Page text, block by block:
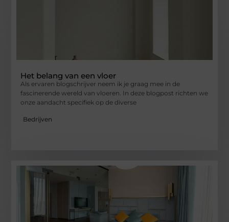
Het belang van een vloer
Als ervaren blogschrijver neem ik je graag mee in de
fascinerende wereld van vloeren. In deze blogpost richten we
onze aandacht specifiek op de diverse
Bedrijven